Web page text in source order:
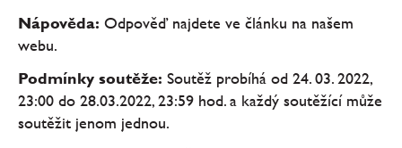
Nápověda: Odpověď najdete ve článku na našem
webu.
Podmínky soutěže: Soutěž probíhá od 24. 03. 2022,
23:00 do 28.03.2022, 23:59 hod. a každý soutěžící může
soutěžit jenom jednou.